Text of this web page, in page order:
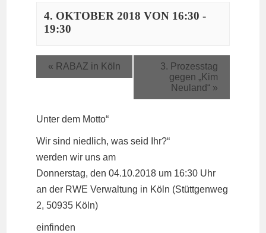
4. OKTOBER 2018 VON 16:30 -
19:30
« RABAZ in Köln
3. Prozesstag
gegen „Kim
Neuland“ »
Unter dem Motto“
Wir sind niedlich, was seid Ihr?“
werden wir uns am
Donnerstag, den 04.10.2018 um 16:30 Uhr
an der RWE Verwaltung in Köln (Stüttgenweg
2, 50935 Köln)
einfinden